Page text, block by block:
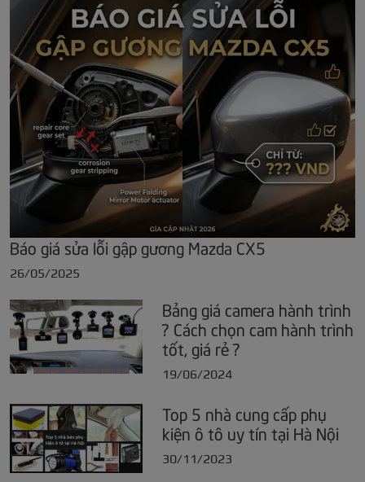
Báo giá sửa lỗi gập gương Mazda CX5
26/05/2025
Bảng giá camera hành trình
? Cách chọn cam hành trình
tốt, giá rẻ ?
19/06/2024
Top 5 nhà cung cấp phụ
kiện ô tô uy tín tại Hà Nội
30/11/2023